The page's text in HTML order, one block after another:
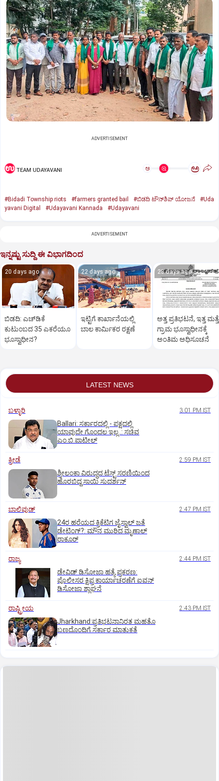
ADVERTISEMENT
TEAM UDAYAVANI ಅ ಅ
#Bidadi Township riots #farmers granted bail #ಬಿಡದಿ ಟೌನ್‌ಶಿಪ್‌ ಯೋಜನೆ
#Uda
yavani Digital
#Udayavani Kannada #Udayavani
ADVERTISEMENT
ಇನ್ನಷ್ಟು ಸುದ್ದಿ ಈ ವಿಭಾಗದಿಂದ
20 days ago
ಬಿಡದಿ: ಎಚ್‌ಡಿಕೆ
ಕುಟುಂಬದ 35 ಎಕರೆಯೂ
ಭೂಸ್ವಾಧೀನ?
22 days ago
ಇಟ್ಟಿಗೆ ಕಾರ್ಖಾನೆಯಲ್ಲಿ
ಬಾಲ ಕಾರ್ಮಿಕರ ರಕ್ಷಣೆ
23 days ago
ಅತ್ತ ಪ್ರತಿಭಟನೆ, ಇತ್ತ
ಗ್ರಾಮ ಭೂಸ್ವಾಧೀನಕ್ಕೆ
ಅಂತಿಮ ಅಧಿಸೂಚನೆ
LATEST NEWS
ಬಳ್ಳಾರಿ 3:01 PM IST
Ballari: ಸರ್ಕಾರದಲ್ಲಿ - ಪಕ್ಷದಲ್ಲಿ
ಯಾವುದೇ ಗೊಂದಲ ಇಲ್ಲ..: ಸಚಿವ
ಎಂ.ಬಿ.ಪಾಟೀಲ್
ಕ್ರೀಡೆ 2:59 PM IST
ಶ್ರೀಲಂಕಾ ವಿರುದ್ಧದ ಟೆಸ್ಟ್ ಸರಣಿಯಿಂದ
ಹೊರಬಿದ್ದ ಸಾಯಿ ಸುದರ್ಶನ್
ಬಾಲಿವುಡ್‌ 2:47 PM IST
24ರ ಹರೆಯದ ಕ್ರಿಕೆಟಿಗ ಜೈಸ್ವಾಲ್‌ ಜತೆ
ಡೇಟಿಂಗ್?:‌ ಮೌನ ಮುರಿದ ಮೃಣಾಲ್‌
ಠಾಕೂರ್
ರಾಜ್ಯ 2:44 PM IST
ಡೇವಿಡ್ ಡಿಸೋಜಾ ಹತ್ಯೆ ಪ್ರಕರಣ:
ಪೊಲೀಸರ ಕ್ಷಿಪ್ರ ಕಾರ್ಯಾಚರಣೆಗೆ ಐವನ್
ಡಿಸೋಜಾ ಶ್ಲಾಘನೆ
ರಾಷ್ಟ್ರೀಯ 2:43 PM IST
Jharkhand:ಪ್ರತಿಭಟನಾನಿರತ ಮಹತೊ
ಬಣದೊಂದಿಗೆ ಸರ್ಕಾರ ಮಾತುಕತೆ